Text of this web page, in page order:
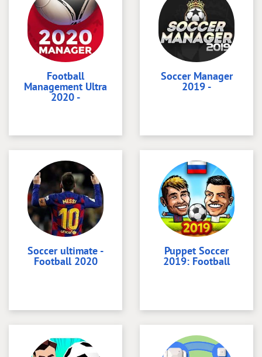
Football
Management Ultra
2020 -
Soccer Manager
2019 -
Soccer ultimate -
Football 2020
Puppet Soccer
2019: Football